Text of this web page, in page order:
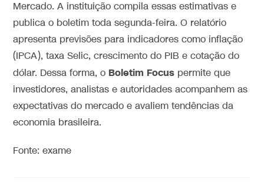
Mercado. A instituição compila essas estimativas e
publica o boletim toda segunda-feira. O relatório
apresenta previsões para indicadores como inflação
(IPCA), taxa Selic, crescimento do PIB e cotação do
dólar. Dessa forma, o Boletim Focus permite que
investidores, analistas e autoridades acompanhem as
expectativas do mercado e avaliem tendências da
economia brasileira.
Fonte: exame